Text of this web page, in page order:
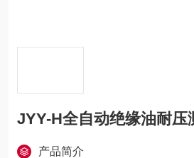
JYY-H全自动绝缘油耐压
产品简介